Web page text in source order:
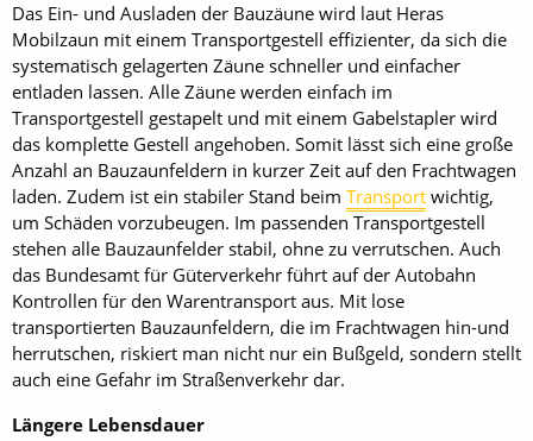
Das Ein- und Ausladen der Bauzäune wird laut Heras
Mobilzaun mit einem Transportgestell effizienter, da sich die
systematisch gelagerten Zäune schneller und einfacher
entladen lassen. Alle Zäune werden einfach im
Transportgestell gestapelt und mit einem Gabelstapler wird
das komplette Gestell angehoben. Somit lässt sich eine große
Anzahl an Bauzaunfeldern in kurzer Zeit auf den Frachtwagen
laden. Zudem ist ein stabiler Stand beim Transport wichtig,
um Schäden vorzubeugen. Im passenden Transportgestell
stehen alle Bauzaunfelder stabil, ohne zu verrutschen. Auch
das Bundesamt für Güterverkehr führt auf der Autobahn
Kontrollen für den Warentransport aus. Mit lose
transportierten Bauzaunfeldern, die im Frachtwagen hin-und
herrutschen, riskiert man nicht nur ein Bußgeld, sondern stellt
auch eine Gefahr im Straßenverkehr dar.
Längere Lebensdauer